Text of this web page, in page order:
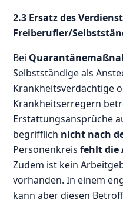
2.3 Ersatz des
Freiberufler/
Bei
Selbstständige als
Krankheitsverdächtige
Krankheitserregern
Erstattungsansprüche
begrifflich nicht nach
Personenkreisfehlt die
Zudem ist kein
vorhanden. In einem
kann aber diesen